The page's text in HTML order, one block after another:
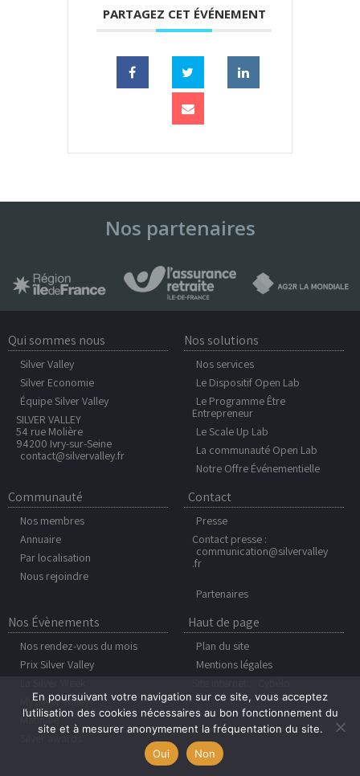
PARTAGEZ CET ÉVÉNEMENT
Nos partenaires
Qui sommes nous
Silver Valley
Silver Economie
Équipe Silver Valley
SILVER VALLEY
54 rue Molière
94200 Ivry-sur-Seine
contact@silvervalley.fr
Nos solutions
Nos services
Le Dispositif Open Lab
Le Programme Être
Entrepreneur
Le Scale Up Lab
La communauté Open Lab
Notre Offre Événementielle
Communauté
Nos membres
Annuaire
Par localisation
Nous rejoindre
Contact
Presse
Contact presse :
communication@silvervalley
.fr
Partenaires
Nos Évènements
Nos rendez-vous du mois
Prix Silver Valley
My Silver Valley
Matinale
Haut de page
Plan du site
Mentions légales
En poursuivant votre navigation sur ce site, vous acceptez
l’utilisation des cookies nécessaires au bon fonctionnement du
site et à mesurer anonymement la fréquentation du site.
Oui
Non